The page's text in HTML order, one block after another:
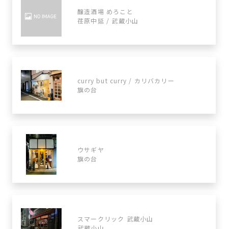
醸造酒場 めろこと
荏原中延 / 武蔵小山
curry but curry / カリバカリー
旗の台
ウサギヤ
旗の台
スマークリック 武蔵小山